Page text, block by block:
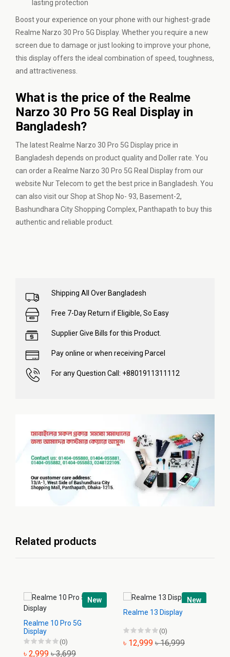
lasting protection
Boost your experience on your phone with our highest-grade
Realme Narzo 30 Pro 5G Display. Whether you require a new
screen due to damage or just looking to improve your phone,
this display offers the ideal combination of speed, toughness,
and attractiveness.
What is the price of the Realme
Narzo 30 Pro 5G Real Display in
Bangladesh?
The latest Realme Narzo 30 Pro 5G Display price in
Bangladesh depends on product quality and Doller rate. You
can order a Realme Narzo 30 Pro 5G Real Display from our
website Nur Telecom to get the best price in Bangladesh. You
can also visit our Shop at Shop No- 93, Basement-2,
Bashundhara City Shopping Complex, Panthapath to buy this
authentic and reliable product.
Shipping All Over Bangladesh
Free 7-Day Return if Eligible, So Easy
Supplier Give Bills for this Product.
Pay online or when receiving Parcel
For any Question Call: +8801911311112
Related products
New
Realme 10 Pro 5G
Display
(0)
৳ 2,999 ৳ 3,699
New
Realme 13 Display
(0)
৳ 12,999 ৳ 16,999